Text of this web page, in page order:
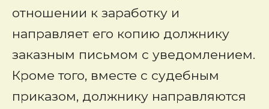
отношении к заработку и
направляет его копию должнику
заказным письмом с уведомлением.
Кроме того, вместе с судебным
приказом, должнику направляются